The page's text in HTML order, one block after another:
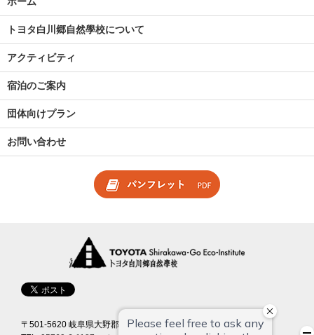
トヨタ白川郷自然學校について
アクティビティ
宿泊のご案内
団体向けプラン
お問い合わせ
〒501-5620 岐阜県大野郡白川村馬狩 223